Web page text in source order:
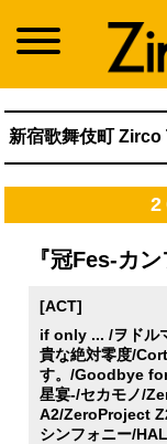
新宿歌舞伎町 Zirco
『冠Fes-カン
[ACT]
if only ... /ヲドル
貴な絶対零度/
す。/Goodbye
星宴-/セカモノ/
A2/ZeroProject
シンフォニー/